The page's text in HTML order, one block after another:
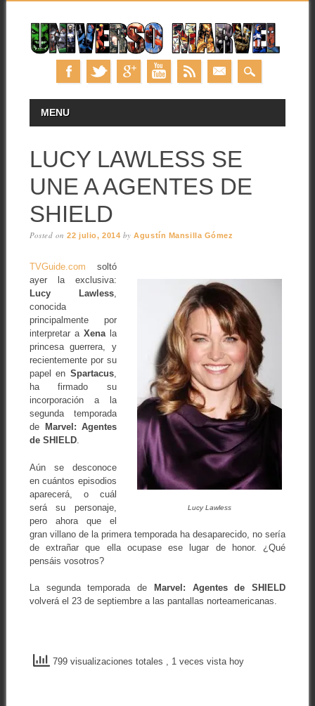
MAIN MENU
MENU
LUCY LAWLESS SE
UNE A AGENTES DE
SHIELD
Posted on22 julio, 2014 byAgustín Mansilla Gómez
Lucy Lawless
TVGuide.com soltó
ayer la exclusiva:
Lucy Lawless,
conocida
principalmente por
interpretar aXenala
princesa guerrera, y
recientemente por su
papel enSpartacus,
ha firmado su
incorporación a la
segunda temporada
de
Marvel: Agentes
de SHIELD.
Aún se desconoce
en cuántos episodios
aparecerá, o cuál
será su personaje,
pero ahora que el
gran villano de la primera temporada ha desaparecido, no sería
de extrañar que ella ocupase ese lugar de honor. ¿Qué
pensáis vosotros?
La segunda temporada de
Marvel: Agentes de SHIELD
volverá el 23 de septiembre a las pantallas norteamericanas.
799 visualizaciones totales , 1 veces vista hoy